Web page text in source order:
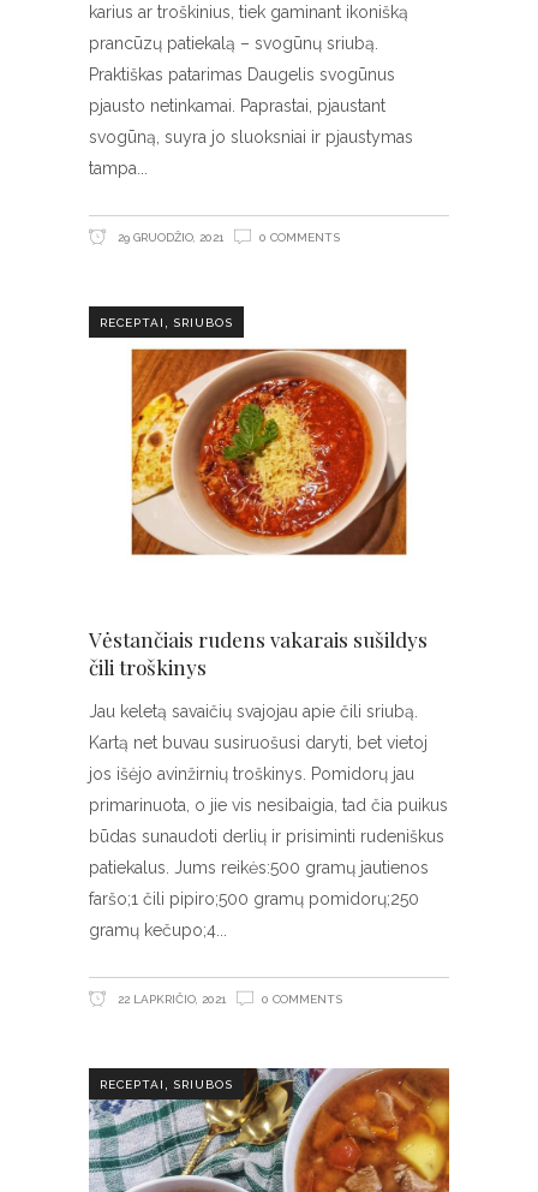
ka­rius ar troš­ki­nius, tiek ga­mi­nant iko­niš­ką
pran­cū­zų pa­tie­ka­lą – svo­gū­nų sriu­bą.
Praktiškas patarimas Daugelis svogūnus
pjausto netinkamai. Paprastai, pjaustant
svogūną, suyra jo sluoksniai ir pjaustymas
tampa
29 GRUODŽIO, 2021 0 COMMENTS
RECEPTAI SRIUBOS
Vėstančiais rudens vakarais sušildys
čili troškinys
Jau keletą savaičių svajojau apie čili sriubą.
Kartą net buvau susiruošusi daryti, bet vietoj
jos išėjo avinžirnių troškinys. Pomidorų jau
primarinuota, o jie vis nesibaigia, tad čia puikus
būdas sunaudoti derlių ir prisiminti rudeniškus
patiekalus. Jums reikės:500 gramų jautienos
faršo;1 čili pipiro;500 gramų pomidorų;250
gramų kečupo;4
22 LAPKRIČIO, 2021 0 COMMENTS
RECEPTAI , SRIUBOS